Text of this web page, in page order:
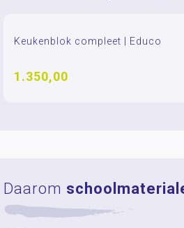
Keukenblok compleet | Educo
1.350,00
Daarom